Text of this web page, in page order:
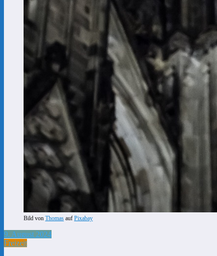
Bild von Thomas auf Pixabay
9. August 2024
Freizeit